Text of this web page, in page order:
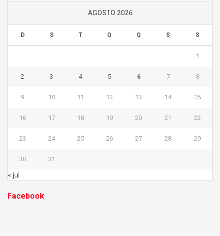
AGOSTO 2026
D S T Q Q S S
1
2 3 4 5 6 7 8
9 10 11 12 13 14 15
16 17 18 19 20 21 22
23 24 25 26 27 28 29
30 31
« jul
Facebook